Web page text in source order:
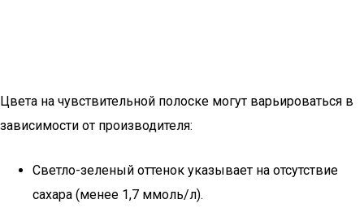
Цвета на чувствительной полоске могут варьироваться в
зависимости от производителя:
Светло-зеленый оттенок указывает на отсутствие
сахара (менее 1,7 ммоль/л).